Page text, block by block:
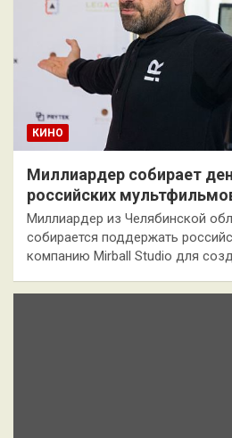
КИНО
Миллиардер собирает
российских
Миллиардер из Челябинской
собирается поддержать
компанию Mirball Studio для